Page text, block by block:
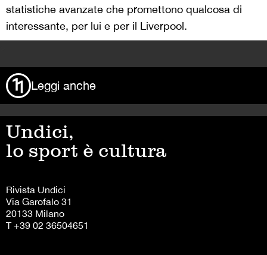
statistiche avanzate che promettono qualcosa di
interessante, per lui e per il Liverpool.
Leggi anche
Undici,
lo sport è cultura
Rivista Undici
Via Garofalo 31
20133 Milano
T +39 02 36504651